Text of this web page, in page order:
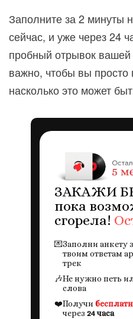
Заполните за 2 минуты
сейчас, и уже через 24
пробный отрывок
важно, чтобы вы просто
насколько это может
ЗАКАЖИ
пока
сгорела!
💌Заполни анкету
твоим ответам
трек
🎶Не нужно петь
слова
❤️Получи
через 24 часа